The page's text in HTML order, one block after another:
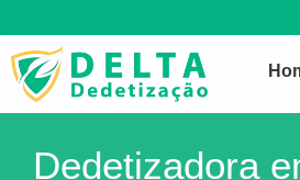
Dedetizadora